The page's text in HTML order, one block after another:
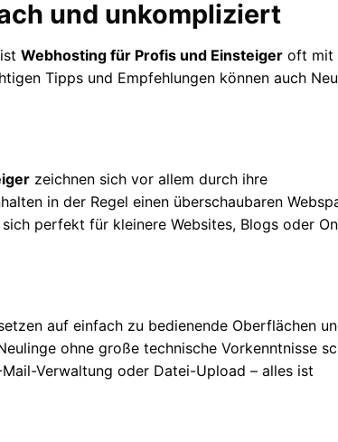
und unkompliziert
Webhosting für Profis und Einsteiger oft mit
Tipps und Empfehlungen können auch
zeichnen sich vor allem durch ihre
in der Regel einen überschaubaren
perfekt für kleinere Websites, Blogs oder
auf einfach zu bedienende Oberflächen
ohne große technische Vorkenntnisse
Verwaltung oder Datei-Upload – alles ist